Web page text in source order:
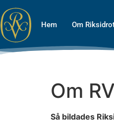
Hem Om
Om
Så bildades